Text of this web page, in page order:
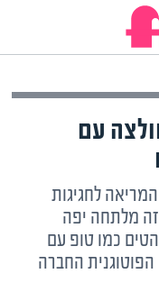
עם
לחגיגות
מלתחה יפה
כמו טופ עם
החברה